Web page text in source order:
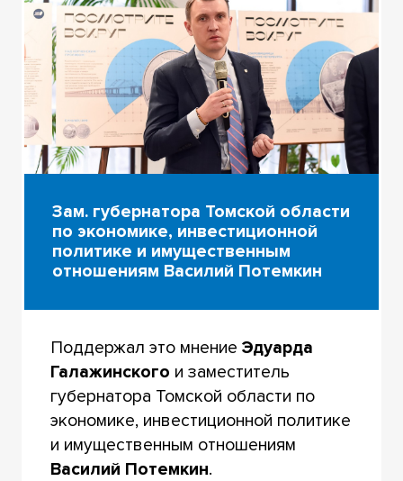
Зам. губернатора Томской области
по экономике, инвестиционной
политике и имущественным
отношениям Василий Потемкин
Поддержал это мнение Эдуарда
Галажинского и заместитель
губернатора Томской области по
экономике, инвестиционной политике
и имущественным отношениям
Василий Потемкин.